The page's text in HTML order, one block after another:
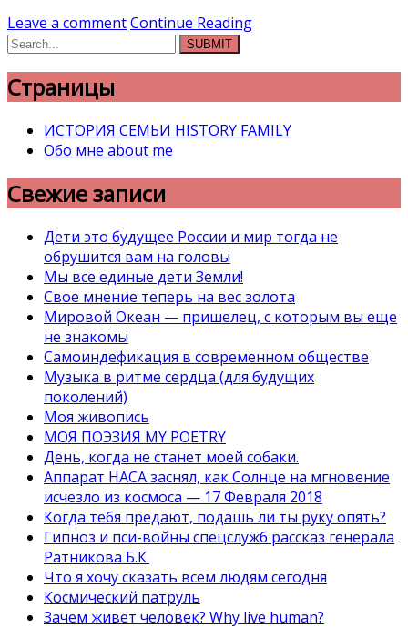
Leave a commentContinue Reading
Страницы
ИСТОРИЯ СЕМЬИ HISTORY FAMILY
Обо мне about me
Свежие записи
Дети это будущее России и мир тогда не
обрушится вам на головы
Мы все единые дети Земли!
Свое мнение теперь на вес золота
Мировой Океан — пришелец, с которым вы еще
не знакомы
Самоиндефикация в современном обществе
Музыка в ритме сердца (для будущих
поколений)
Моя живопись
МОЯ ПОЭЗИЯ MY POETRY
День, когда не станет моей собаки.
Аппарат НАСА заснял, как Солнце на мгновение
исчезло из космоса — 17 Февраля 2018
Когда тебя предают, подашь ли ты руку опять?
Гипноз и пси-войны спецслужб рассказ генерала
Ратникова Б.К.
Что я хочу сказать всем людям сегодня
Космический патруль
Зачем живет человек? Why live human?